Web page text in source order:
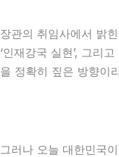
장관의 취임사에서 밝힌
‘인재강국 실현’, 그리
을 정확히 짚은 방향이
그러나 오늘 대한민국